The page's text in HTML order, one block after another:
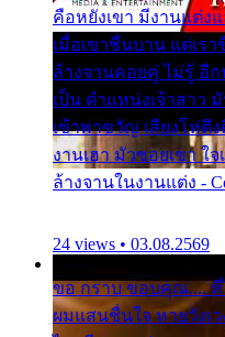
คือหยังเขา มีงานแต่ง
เมื่อเขาชื่นบาน แต่เร
ล้างจานคอยคู่ ไม่รู้ อี
เป็น ตำแหน่งเจ้าสาว
เข้าพาขวัญ เสียงโห่ตึ
งานเฮา มัวซอยเขา ใ
ล้างจานในงานแต่ง -
24 views • 03.08.2569
ขอ กราบ ขอบคุณ....
ผมแสนชื่นใจ หายวังเ